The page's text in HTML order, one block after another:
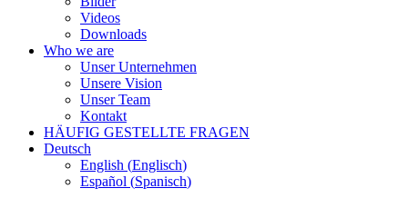
Videos
Downloads
Who we are
Unser Unternehmen
Unsere Vision
Unser Team
Kontakt
HÄUFIG GESTELLTE FRAGEN
Deutsch
English (Englisch)
Español (Spanisch)